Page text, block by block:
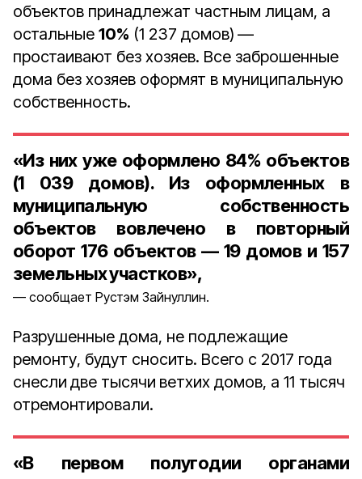
объектов принадлежат частным лицам, а
остальные 10% (1 237 домов) —
простаивают без хозяев. Все заброшенные
дома без хозяев оформят в муниципальную
собственность.
«Из них уже оформлено 84% объектов
(1 039 домов). Из оформленных в
муниципальную собственность
объектов вовлечено в повторный
оборот 176 объектов — 19 домов и 157
земельных участков»,
сообщает Рустэм Зайнуллин.
Разрушенные дома, не подлежащие
ремонту, будут сносить. Всего с 2017 года
снесли две тысячи ветхих домов, а 11 тысяч
отремонтировали.
«В первом полугодии органами